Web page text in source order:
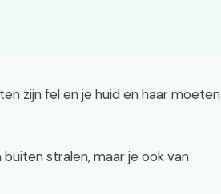
zijn fel en je huid en haar moeten
stralen, maar je ook van